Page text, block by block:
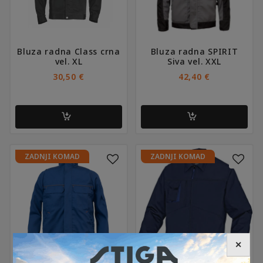
Bluza radna Class crna
vel. XL
30,50 €
Bluza radna SPIRIT
Siva vel. XXL
42,40 €
ZADNJI KOMAD ZADNJI KOMAD
Ovaj
proizvod
varijanti.
Opcije
se
mogu
odabrati
✕